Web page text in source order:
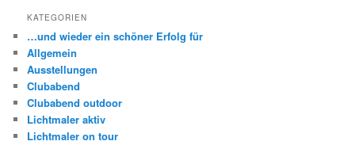
h
n
KATEGORIEN
…und wieder ein schöner Erfolg für
Allgemein
Ausstellungen
Clubabend
Clubabend outdoor
Lichtmaler aktiv
Lichtmaler on tour